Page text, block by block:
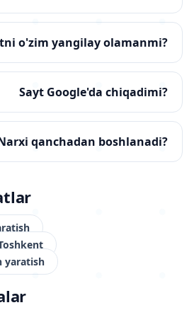
o'zim yangilay olamanmi?
Sayt Google'da chiqadimi?
qanchadan boshlanadi?
yaratish